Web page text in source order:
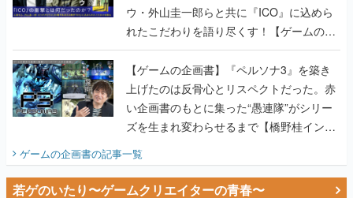
【ゲームの企画書】『ペルソナ3』を築き
上げたのは反骨心とリスペクトだった。赤
い企画書のもとに集った“愚連隊”がシリー
ズを生まれ変わらせるまで【橋野桂インタ
ビュー】
ゲームの企画書の記事一覧
若ゲのいたり〜ゲームクリエイターの青春〜
田中圭一のゲーム業界取材マンガ『若ゲの
いたり』第2巻が発売。『ポケモン』田尻